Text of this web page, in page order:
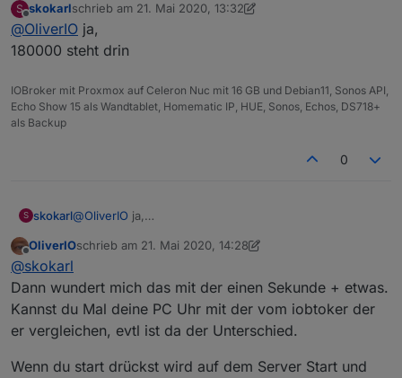
da müsste eigentlich 180000 (3 * 60 * 60 * 1000) drin
stehen.
S
Offline
skokarlschrieb am 21. Mai 2020, 13:32
zuletzt editiert von skokarl
@OliverIO ja,
180000 steht drin
IOBroker mit Proxmox auf Celeron Nuc mit 16 GB und Debian11, Sonos API,
Echo Show 15 als Wandtablet, Homematic IP, HUE, Sonos, Echos, DS718+
als Backup
0
S skokarl@OliverIO ja,
Offline
OliverIOschrieb am 21. Mai 2020, 14:28
zuletzt editiert von OliverIO
@skokarl
Dann wundert mich das mit der einen Sekunde + etwas.
Kannst du Mal deine PC Uhr mit der vom iobtoker der
er vergleichen, evtl ist da der Unterschied.
Wenn du start drückst wird auf dem Server Start und